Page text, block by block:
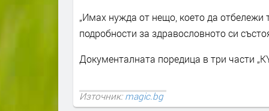
„Имах нужда от нещо, което да отбележи
подробности за здравословното си
Документалната поредица в три части
Източник:magic.bg